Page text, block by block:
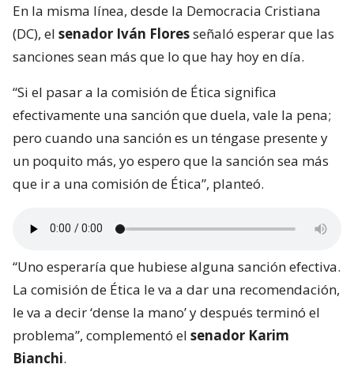
En la misma línea, desde la Democracia Cristiana
(DC), el senador Iván Floresseñaló esperar que las
sanciones sean más que lo que hay hoy en día.
“Si el pasar a la comisión de Ética significa
efectivamente una sanción que duela, vale la pena;
pero cuando una sanción es un téngase presente y
un poquito más, yo espero que la sanción sea más
que ir a una comisión de Ética”, planteó.
“Uno esperaría que hubiese alguna sanción efectiva.
La comisión de Ética le va a dar una recomendación,
le va a decir ‘dense la mano’ y después terminó el
problema”, complementó el senador Karim
Bianchi.